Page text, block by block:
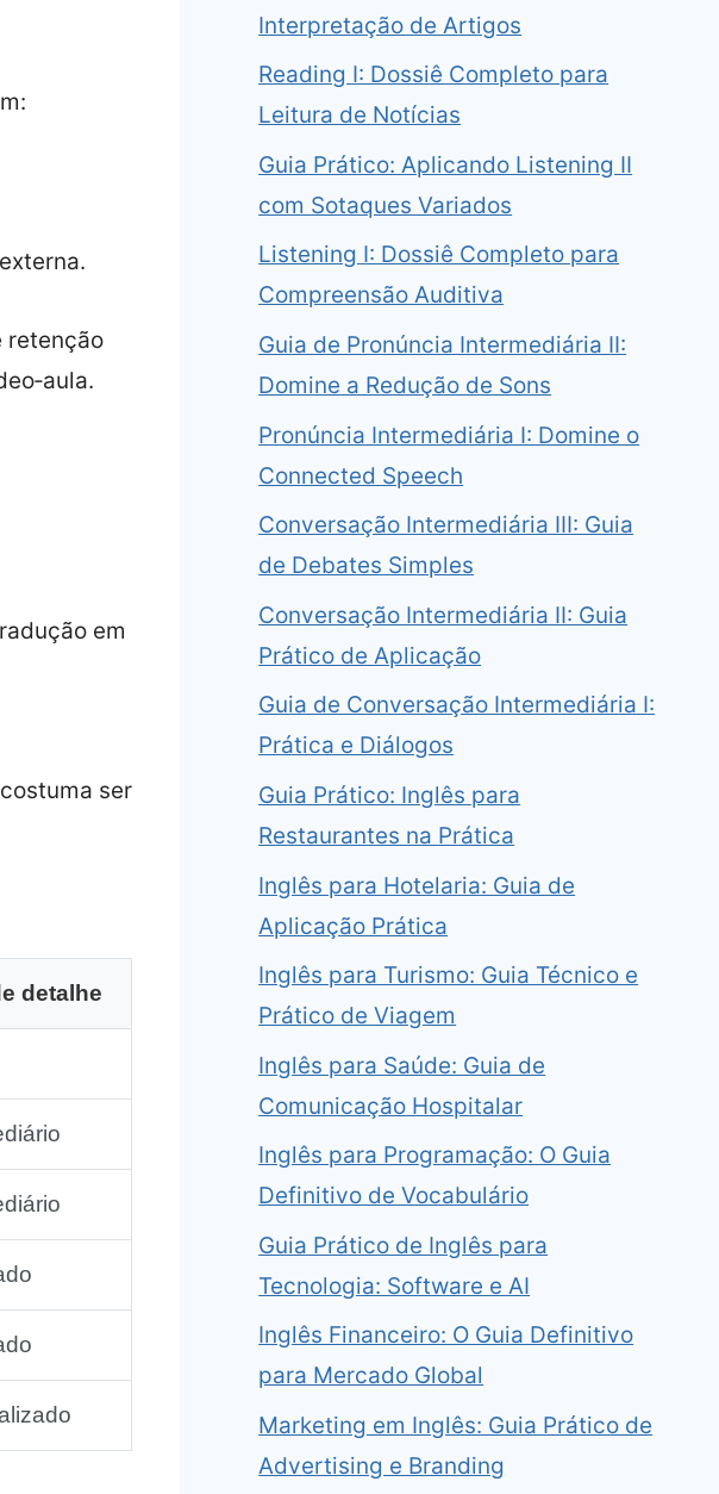
retenção
em
ser
detalhe
Interpretação de Artigos
Reading I: Dossiê Completo para
Leitura de Notícias
Guia Prático: Aplicando Listening II
com Sotaques Variados
Listening I: Dossiê Completo para
Compreensão Auditiva
Guia de Pronúncia Intermediária II:
Domine a Redução de Sons
Pronúncia Intermediária I: Domine o
Connected Speech
Conversação Intermediária III: Guia
de Debates Simples
Conversação Intermediária II: Guia
Prático de Aplicação
Guia de Conversação Intermediária I:
Prática e Diálogos
Guia Prático: Inglês para
Restaurantes na Prática
Inglês para Hotelaria: Guia de
Aplicação Prática
Inglês para Turismo: Guia Técnico e
Prático de Viagem
Inglês para Saúde: Guia de
Comunicação Hospitalar
Inglês para Programação: O Guia
Definitivo de Vocabulário
Guia Prático de Inglês para
Tecnologia: Software e AI
Inglês Financeiro: O Guia Definitivo
para Mercado Global
Marketing em Inglês: Guia Prático de
Advertising e Branding